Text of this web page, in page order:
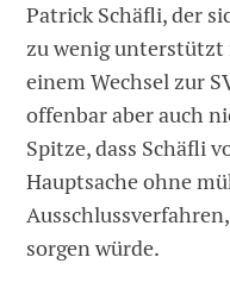
Patrick Schäfli, der
zu wenig
einem Wechsel zur
offenbar aber auch
Spitze, dass Schäfli
Hauptsache ohne
sorgen würde.